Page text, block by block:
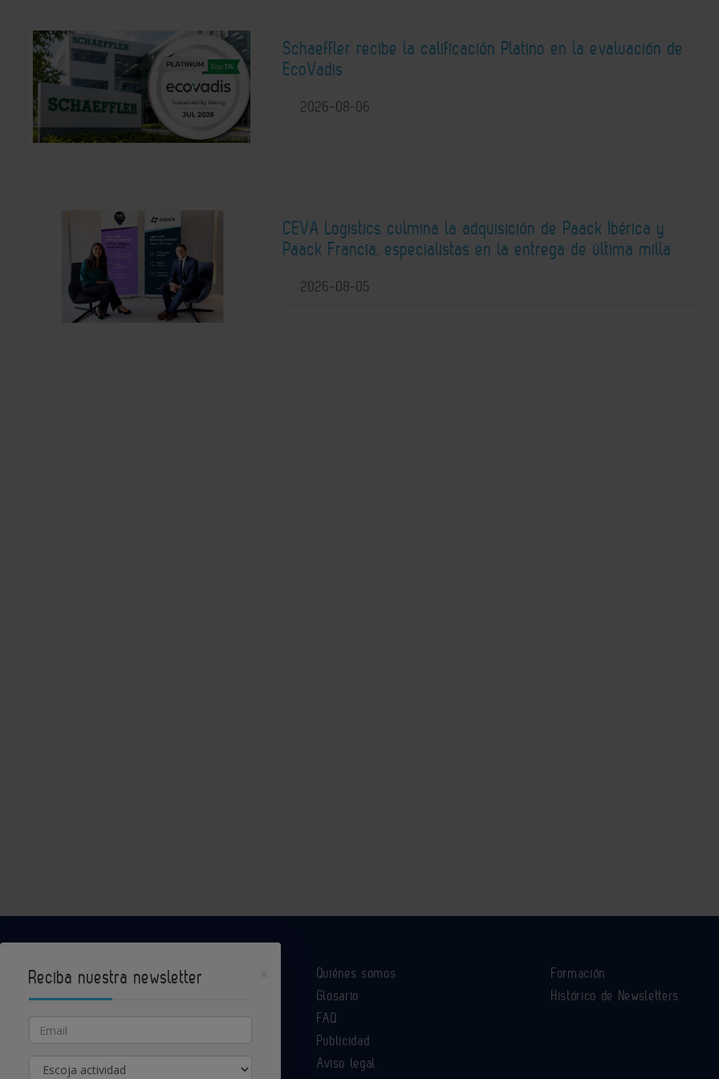
Schaeffler recibe la calificación Platino en la evaluación de
EcoVadis
2026-08-06
CEVA Logistics culmina la adquisición de Paack Ibérica y
Paack Francia, especialistas en la entrega de última milla
2026-08-05
Quiénes somos
Glosario
FAQ
Publicidad
Aviso legal
Formación
Histórico de Newsletters
Reciba nuestra newsletter
Email
Actividad